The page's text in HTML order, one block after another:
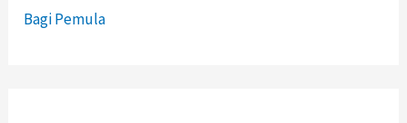
Bagi Pemula